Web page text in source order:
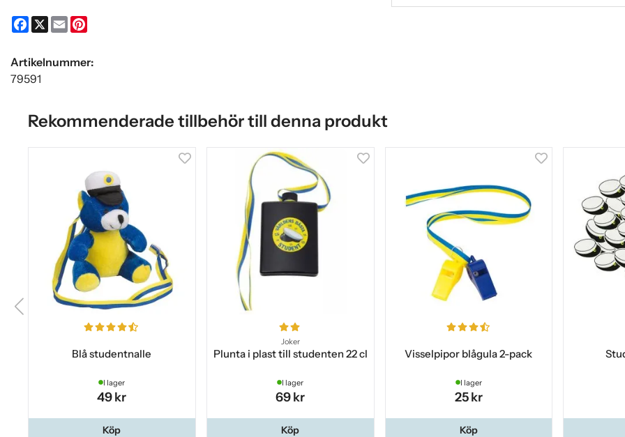
Facebook
X Email
Artikelnummer:
79591
Rekommenderade tillbehör till denna produkt
Blå studentnalle
I lager
49 kr
Köp
Joker
Plunta i plast till studenten 22 cl
I lager
69 kr
Köp
Visselpipor blågula 2-pack
I lager
25 kr
Köp